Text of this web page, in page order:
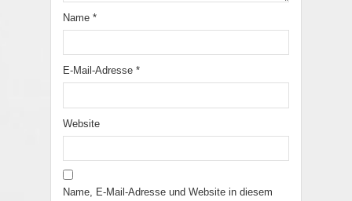
Name *
E-Mail-Adresse *
Website
Name, E-Mail-Adresse und Website in diesem